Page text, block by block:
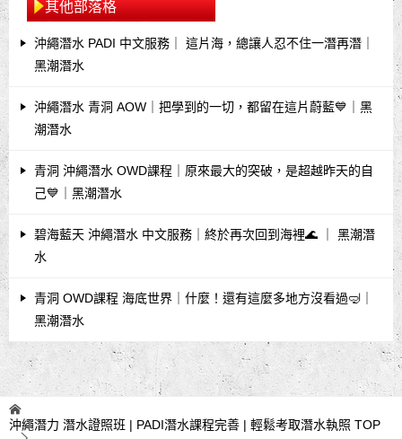
其他部落格
沖繩潛水 PADI 中文服務｜ 這片海，總讓人忍不住一潛再潛｜
黑潮潛水
沖繩潛水 青洞 AOW｜把學到的一切，都留在這片蔚藍💙｜黑
潮潛水
青洞 沖繩潛水 OWD課程｜原來最大的突破，是超越昨天的自
己💙｜黑潮潛水
碧海藍天 沖繩潛水 中文服務｜終於再次回到海裡🌊 ｜ 黑潮潛
水
青洞 OWD課程 海底世界｜什麼！還有這麼多地方沒看過🤿｜
黑潮潛水
沖繩潛力 潛水證照班 | PADI潛水課程完善 | 輕鬆考取潛水執照 TOP